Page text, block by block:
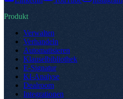
Produkt
Verwalten
Verhandeln
Automatisieren
Klauselbibliothek
E-Signatur
KI-Analyse
Dealroom
Integrationen